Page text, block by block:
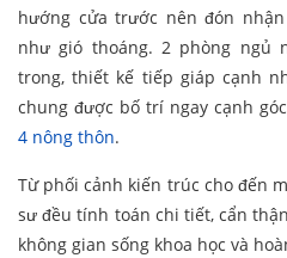
hướng cửa trước nên đón
như gió thoáng. 2 phòng ngủ
trong, thiết kế tiếp giáp cạnh
chung được bố trí ngay cạnh
4 nông thôn.
Từ phối cảnh kiến trúc cho đến
sư đều tính toán chi tiết, cẩn
không gian sống khoa học và